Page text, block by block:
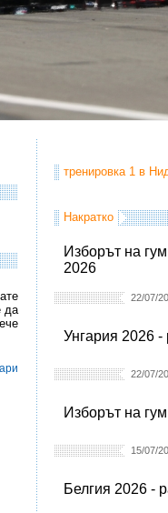
тренировка 1 в
Накратко
Изборът на
2026
22/07/
Унгария 2026 -
22/07/
Изборът на
15/07/
Белгия 2026 -
да